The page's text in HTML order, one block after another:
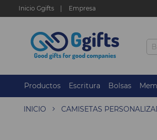
Inicio Ggifts Empresa
Productos Escritura Bolsas
INICIO CAMISETAS